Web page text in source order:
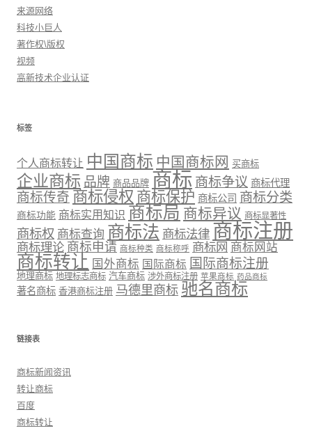
来源网络
科技小巨人
著作权\版权
视频
高新技术企业认证
标签
个人商标转让 中国商标 中国商标网 买商标
企业商标 品牌 商品品牌 商标 商标争议 商标代理
商标传奇 商标侵权 商标保护 商标公司 商标分类
商标功能 商标实用知识 商标局 商标异议 商标显著性
商标权 商标查询 商标法 商标法律 商标注册
商标理论 商标申请 商标种类 商标称呼 商标网 商标网站
商标转让 国外商标 国际商标 国际商标注册
地理商标 地理标志商标 汽车商标 涉外商标注册 苹果商标 药品商标
著名商标 香港商标注册 马德里商标 驰名商标
链接表
商标新闻资讯
转让商标
百度
商标转让